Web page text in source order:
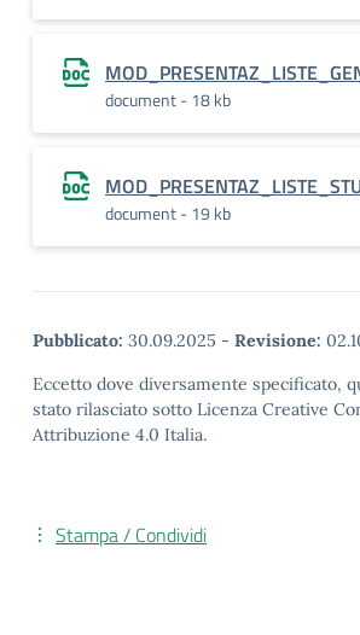
document - 18 kb
document - 19 kb
Pubblicato: 30.09.2025 - Revisione:
Eccetto dove diversamente specificato,
stato rilasciato sotto Licenza Creative
Attribuzione 4.0 Italia.
Stampa / Condividi